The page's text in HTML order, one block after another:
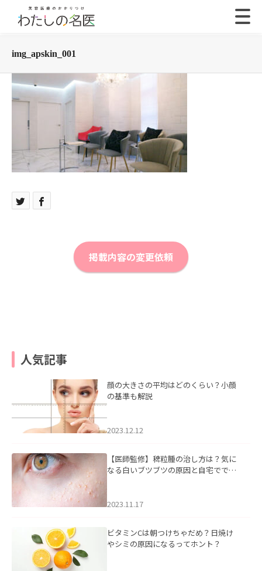
img_apskin_001
掲載内容の変更依頼
人気記事
顔の大きさの平均はどのくらい？小顔
の基準も解説
2023.12.12
【医師監修】稗粒腫の治し方は？気に
なる白いブツブツの原因と自宅ででき
2023.11.17
ビタミンCは朝つけちゃだめ？日焼け
やシミの原因になるってホント？